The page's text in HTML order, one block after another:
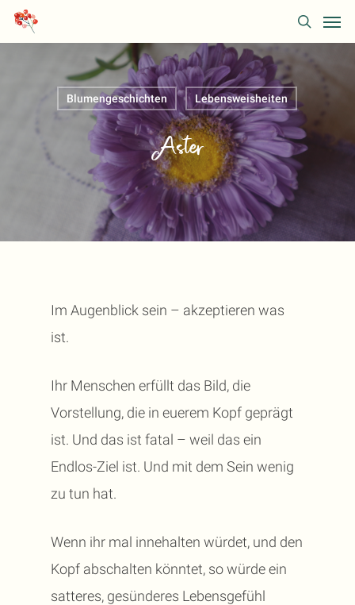
Skip
to
Blumengeschichten Lebensweisheiten
Aster
Im Augenblick sein – akzeptieren was
ist.
Ihr Menschen erfüllt das Bild, die
Vorstellung, die in euerem Kopf geprägt
ist. Und das ist fatal – weil das ein
Endlos-Ziel ist. Und mit dem Sein wenig
zu tun hat.
Wenn ihr mal innehalten würdet, und den
Kopf abschalten könntet, so würde ein
satteres, gesünderes Lebensgefühl